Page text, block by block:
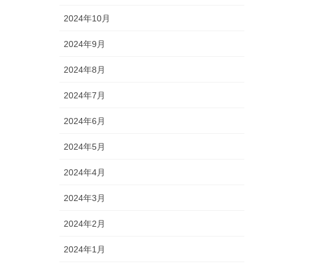
2024年10月
2024年9月
2024年8月
2024年7月
2024年6月
2024年5月
2024年4月
2024年3月
2024年2月
2024年1月